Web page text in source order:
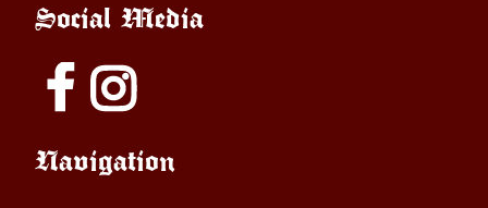
Social Media
Navigation